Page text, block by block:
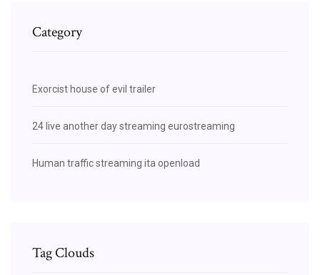
Category
Exorcist house of evil trailer
24 live another day streaming eurostreaming
Human traffic streaming ita openload
Tag Clouds